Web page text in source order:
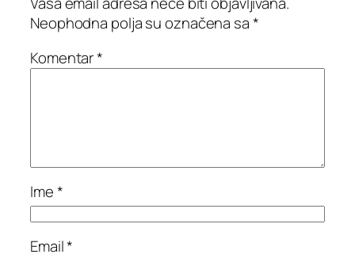
Neophodna polja su označena sa*
Komentar*
Ime*
Email*